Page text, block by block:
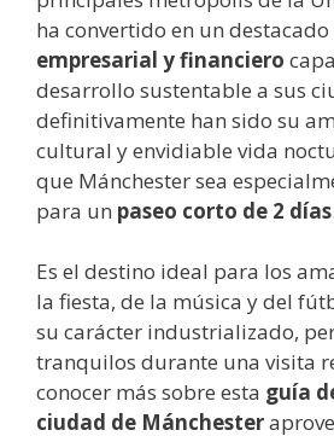
ha convertido en un destacado
empresarial y financiero
desarrollo sustentable a sus
definitivamente han sido su
cultural y envidiable vida
que Mánchester sea
para un paseo corto de 2 días.
Es el destino ideal para los
la fiesta, de la música y del
su carácter industrializado,
tranquilos durante una visita
conocer más sobre esta guía
ciudad de Mánchester